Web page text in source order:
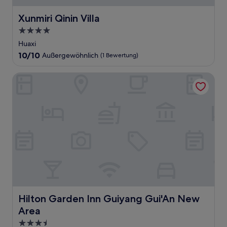
Xunmiri Qinin Villa
Xunmiri Qinin Villa
4.0-
Sterne-
Unterkunft
Huaxi
10.0
10,
10/10 Außergewöhnlich (1 Bewertung)
Hilton Garden Inn Guiyang Gui'An New
Area
Hilton Garden Inn Guiyang Gui'An New Area
3.5-